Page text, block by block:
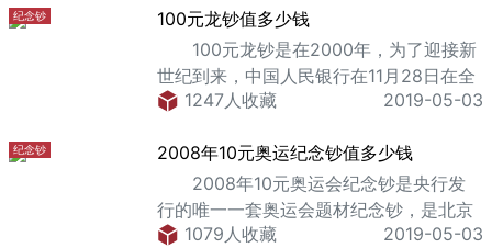
这一款2000年100元龙钞之所以现在的收
藏价格相对于之前的票面价格有大攀升，
主要是因为它的历史意义非常大，因为，
只有1000年，才有一个是世纪年。
气。在2000年100元龙钞的正面位置，是
一条栩
纪念钞
100元龙钞值多少钱
100元龙钞是在2000年，为了迎接新
世纪到来，中国人民银行在11月28日在全
国发行的一套纪念钞，这一套纪念钞，它
元龙钞之所以现在的收藏价格相对于之前
的票面价格有大攀升，主要是因为它的历
史意义非常大，因为，只有1000年，才有
一个是世纪年。 100元龙钞的整体票
1247人收藏 2019-05-03
纪念钞
2008年10元奥运纪念钞值多少钱
2008年10元奥运会纪念钞是央行发
行的唯一一套奥运会题材纪念钞，是北京
奥运会永远的名片，在相当长一段时间内
1079人收藏 2019-05-03